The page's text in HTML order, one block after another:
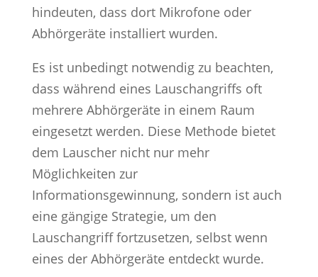
hindeuten, dass dort Mikrofone oder
Abhörgeräte installiert wurden.
Es ist unbedingt notwendig zu beachten,
dass während eines Lauschangriffs oft
mehrere Abhörgeräte in einem Raum
eingesetzt werden. Diese Methode bietet
dem Lauscher nicht nur mehr
Möglichkeiten zur
Informationsgewinnung, sondern ist auch
eine gängige Strategie, um den
Lauschangriff fortzusetzen, selbst wenn
eines der Abhörgeräte entdeckt wurde.